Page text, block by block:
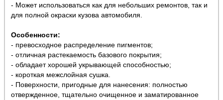
- Может использоваться как для небольших ремонтов, так и
для полной окраски кузова автомобиля.
Особенности:
- превосходное распределение пигментов;
- отличная растекаемость базового покрытия;
- обладает хорошей укрывающей способностью;
- короткая межслойная сушка.
- Поверхности, пригодные для нанесения: полностью
отвержденное, тщательно очищенное и заматированное